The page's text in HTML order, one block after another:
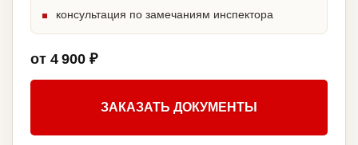
консультация по замечаниям инспектора
от 4 900 ₽
ЗАКАЗАТЬ ДОКУМЕНТЫ